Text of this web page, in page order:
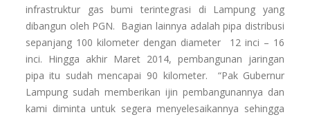
infrastruktur gas bumi terintegrasi di Lampung yang
dibangun oleh PGN. Bagian lainnya adalah pipa distribusi
sepanjang 100 kilometer dengan diameter 12 inci – 16
inci. Hingga akhir Maret 2014, pembangunan jaringan
pipa itu sudah mencapai 90 kilometer. “Pak Gubernur
Lampung sudah memberikan ijin pembangunannya dan
kami diminta untuk segera menyelesaikannya sehingga